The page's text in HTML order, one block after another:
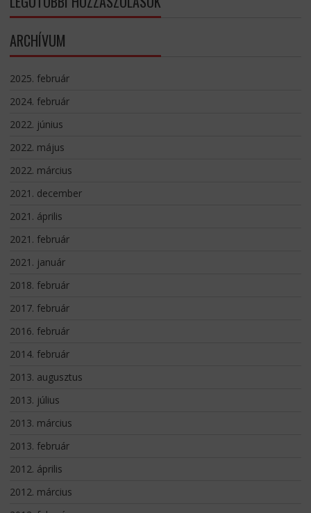
ARCHÍVUM
2025. február
2024. február
2022. június
2022. május
2022. március
2021. december
2021. április
2021. február
2021. január
2018. február
2017. február
2016. február
2014. február
2013. augusztus
2013. július
2013. március
2013. február
2012. április
2012. március